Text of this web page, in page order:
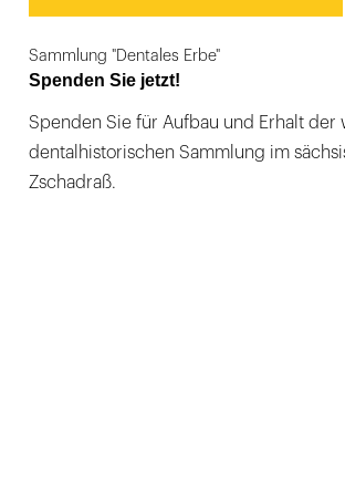
Sammlung "Dentales Erbe"
Spenden Sie jetzt!
Spenden Sie für Aufbau und Erhalt der
dentalhistorischen Sammlung im
Zschadraß.